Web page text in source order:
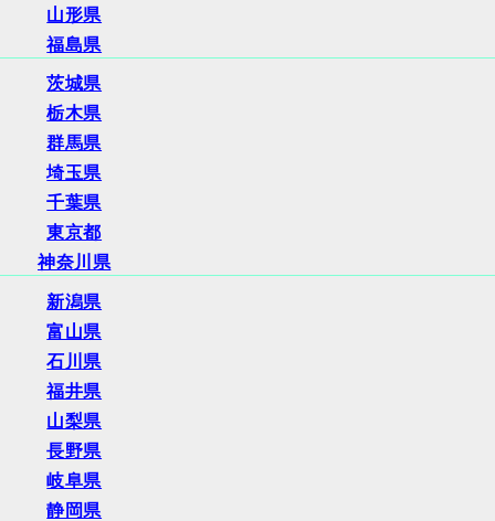
山形県
福島県
茨城県
栃木県
群馬県
埼玉県
千葉県
東京都
神奈川県
新潟県
富山県
石川県
福井県
山梨県
長野県
岐阜県
静岡県